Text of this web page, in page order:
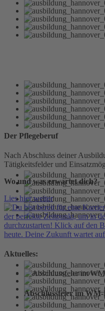
Der Pflegeberuf
Nach Abschluss deiner
Tätigkeitsfelder und
Wo und was erwartet dich?
Lies hier weiter
Aktuelles:
Abschlussfeier im